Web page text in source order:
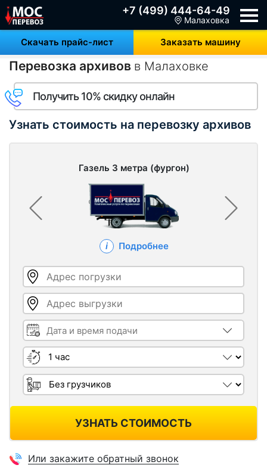
+7 (499) 444-64-49
Скачать прайс-лист Заказать машину
Малаховка
Перевозка архивов в Малаховке
Получить 10% скидку онлайн
Узнать стоимость на перевозку архивов
Газель 3 метра (фургон)
Подробнее
Адрес погрузки
Адрес выгрузки
Дата и время подачи
Длительность
Грузчики
УЗНАТЬ СТОИМОСТЬ
Или закажите обратный звонок